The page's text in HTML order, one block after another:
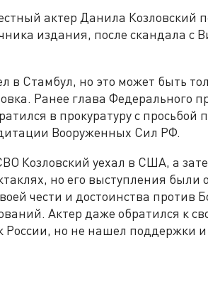
актер Данила Козловский
издания, после скандала с
в Стамбул, но это может быть
Ранее глава Федерального
в прокуратуру с просьбой
Вооруженных Сил РФ.
Козловский уехал в США, а
но его выступления были
чести и достоинства против
Актер даже обратился к
но не нашел поддержки и